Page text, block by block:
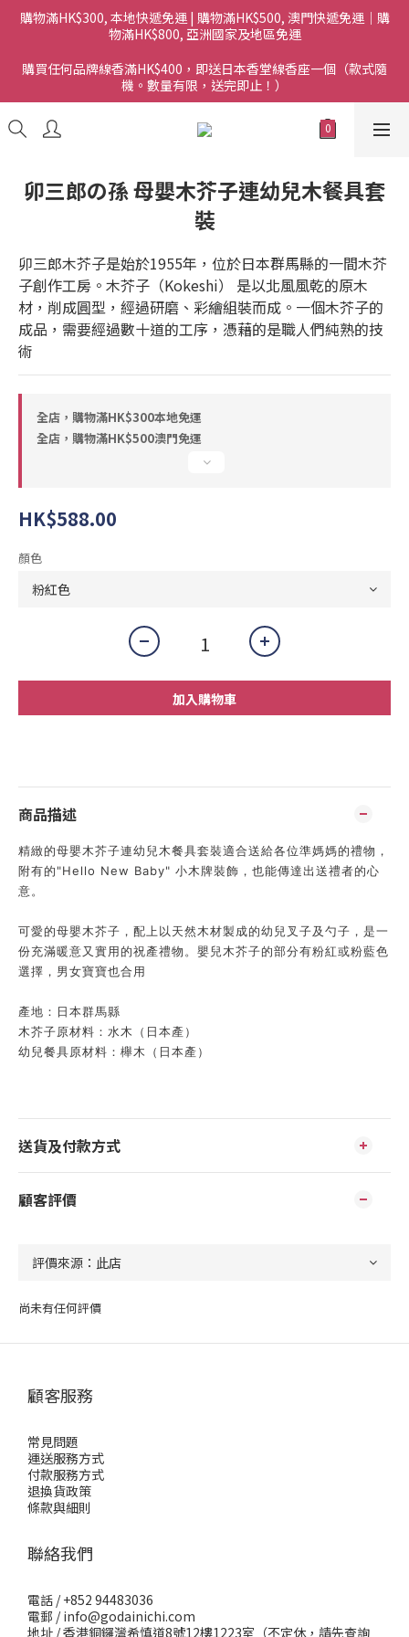
購物滿HK$300, 本地快遞免運 | 購物滿HK$500, 澳門快遞免運｜購
物滿HK$800, 亞洲國家及地區免運
購買任何品牌線香滿HK$400，即送日本香堂線香座一個（款式隨
機。數量有限，送完即止！）
卯三郎の孫 母嬰木芥子連幼兒木餐具套
裝
卯三郎木芥子是始於1955年，位於日本群馬縣的一間木芥
子創作工房。木芥子（Kokeshi） 是以北風風乾的原木
材，削成圓型，經過研磨、彩繪組裝而成。一個木芥子的
成品，需要經過數十道的工序，憑藉的是職人們純熟的技
術
全店，購物滿HK$300本地免運
全店，購物滿HK$500澳門免運
HK$588.00
顏色
加入購物車
商品描述
精緻的母嬰木芥子連幼兒木餐具套裝適合送給各位準媽媽的禮物，
附有的"Hello New Baby" 小木牌裝飾，也能傳達出送禮者的心
意。
可愛的母嬰木芥子， 配上以天然木材製成的幼兒叉子及勺子， 是一
份充滿暖意又實用的祝產禮物。 嬰兒木芥子的部分有粉紅或粉藍色
選擇，男女寶寶也合用
產地：日本群馬縣
木芥子原材料：水木（日本產）
幼兒餐具原材料：櫸木（日本產）
送貨及付款方式
顧客評價
尚未有任何評價
顧客服務
常見問題
運送服務方式
付款服務方式
退換貨政策
條款與細則
聯絡我們
電話 / +852 94483036
電郵 / info@godainichi.com
地址 / 香港銅鑼灣希慎道8號12樓1223室（不定休，請先查詢